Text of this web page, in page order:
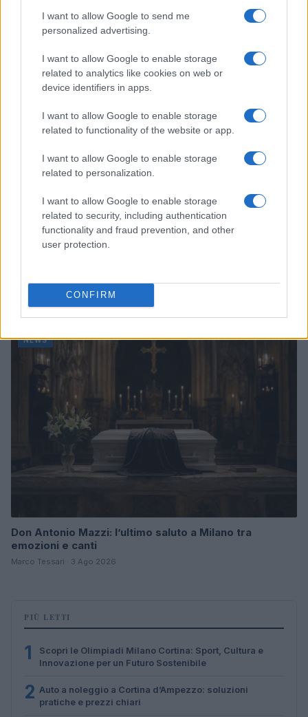
I want to allow Google to send me
personalized advertising.
I want to allow Google to enable storage
related to analytics like cookies on web or
device identifiers in apps.
I want to allow Google to enable storage
related to functionality of the website or app.
I want to allow Google to enable storage
related to personalization.
I want to allow Google to enable storage
related to security, including authentication
functionality and fraud prevention, and other
user protection.
CONFIRM
Come scegliere le scarpe da running donna: comfort
Marco Tessari · 8 Ago 2026
NEWS
Arrestati cinque agenti della polizia locale di Milano: le
accuse e i dettagli
Alessandro Tassinari · 7 Ago 2026
NEWS
Don Antonio Mazzi: l’ultimo saluto a Milano tra
emozioni e canti
Marco Tessari · 3 Ago 2026
PIÙ LETTI
1
Scopri le Olimpiadi Milano Cortina: Sport, Cultura e
Innovazione per un Futuro Sostenibile
2 Auto a noleggio a Cortina d’Ampezzo: soluzioni
pratiche e prezzi chiari